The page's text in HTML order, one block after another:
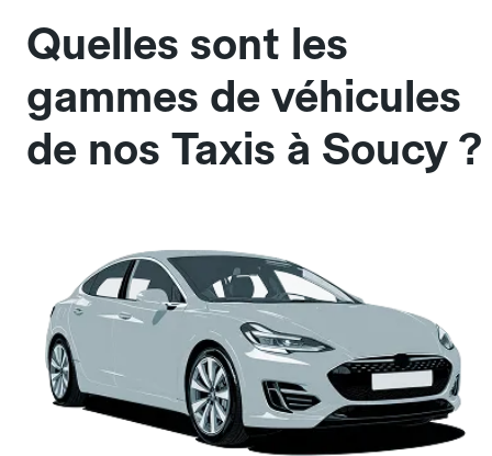
Quelles sont les
gammes de véhicules
de nos Taxis à Soucy ?